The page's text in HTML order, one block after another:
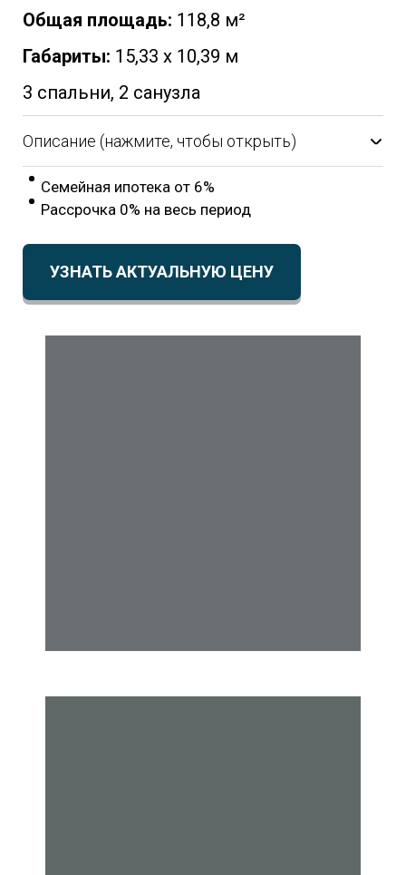
Общая площадь: 118,8 м²
Габариты: 15,33 х 10,39 м
3 спальни, 2 санузла
Описание (нажмите, чтобы открыть)
Семейная ипотека от 6%
Рассрочка 0% на весь период
УЗНАТЬ АКТУАЛЬНУЮ ЦЕНУ